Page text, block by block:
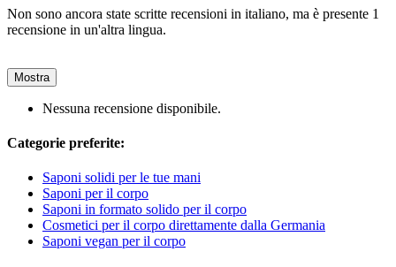
Non sono ancora state scritte recensioni in italiano, ma è presente 1
recensione in un'altra lingua.
Mostra
Nessuna recensione disponibile.
Categorie preferite:
Saponi solidi per le tue mani
Saponi per il corpo
Saponi in formato solido per il corpo
Cosmetici per il corpo direttamente dalla Germania
Saponi vegan per il corpo